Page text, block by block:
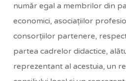
număr egal a membrilor din
economici, asociaţiilor
consorţiilor partenere,
partea cadrelor didactice,
reprezentant al acestuia, un